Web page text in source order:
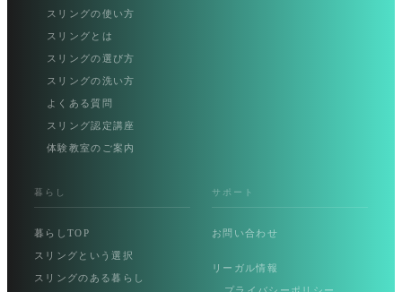
スリングの使い方
スリングとは
スリングの選び方
スリングの洗い方
よくある質問
スリング認定講座
体験教室のご案内
暮らし
暮らしTOP
スリングという選択
スリングのある暮らし
サポート
お問い合わせ
リーガル情報
プライバシーポリシー